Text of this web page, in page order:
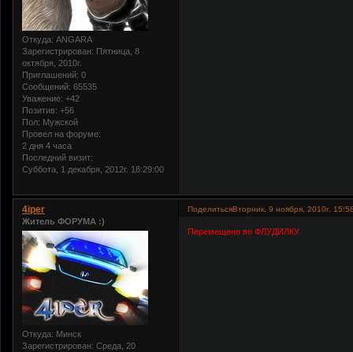
Откуда: ANGARA
Зарегистрирован: Пятница, 8
октября, 2010г.
Приглашений: 0
Сообщений: 65535
Уважение: +42
Позитив: +56
Пол: Мужской
Провел на форуме:
2 дня 4 часа
Последний визит:
Суббота, 1 декабря, 2012г. 18:29:00
ПоделитьсяВторник, 9 ноября, 2010г.
4iper
Житель ФОРУМА :)
Откуда: Минск
Зарегистрирован: Среда, 20
Перемещено во ФЛУДИЛКУ